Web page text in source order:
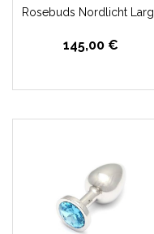
Rosebuds Nordlicht
145,00 €